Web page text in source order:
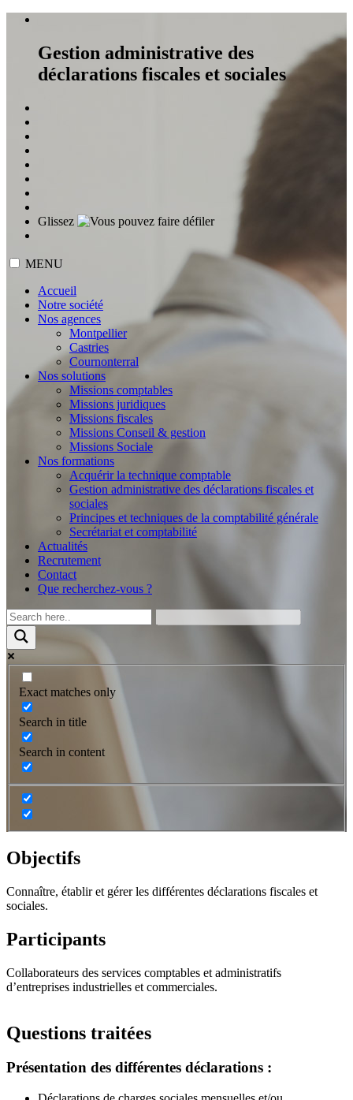
Gestion administrative des
déclarations fiscales et sociales
Glissez
MENU
Accueil
Notre société
Nos agences
Montpellier
Castries
Cournonterral
Nos solutions
Missions comptables
Missions juridiques
Missions fiscales
Missions Conseil & gestion
Missions Sociale
Nos formations
Acquérir la technique comptable
Gestion administrative des déclarations fiscales et
sociales
Principes et techniques de la comptabilité générale
Secrétariat et comptabilité
Actualités
Recrutement
Contact
Que recherchez-vous ?
Exact matches only
Search in title
Search in content
Objectifs
Connaître, établir et gérer les différentes déclarations fiscales et
sociales.
Participants
Collaborateurs des services comptables et administratifs
d’entreprises industrielles et commerciales.
Questions traitées
Présentation des différentes déclarations :